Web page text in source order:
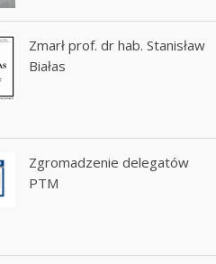
Zmarł prof. dr hab. Stanisław
Białas
Zgromadzenie delegatów
PTM